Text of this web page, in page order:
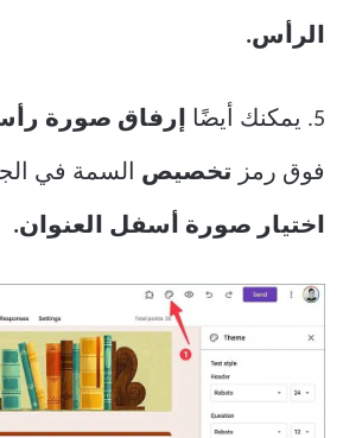
الرأس.
5. يمكنك أيضًا إرفاق صورة
فوق رمز تخصيص السمة في
اختيار صورة أسفل العنوان.